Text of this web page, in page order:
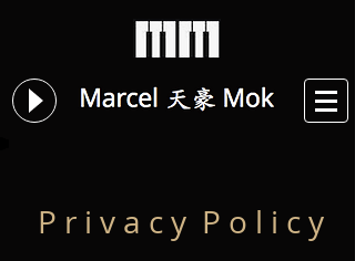
P r i v a c y P o l i c y